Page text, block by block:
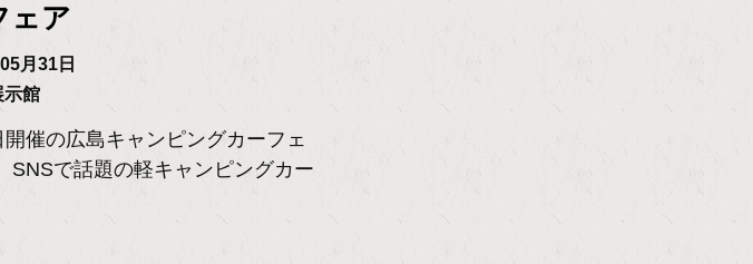
ェア
月31日
示館
催の広島キャンピングカーフェ
で話題の軽キャンピングカー